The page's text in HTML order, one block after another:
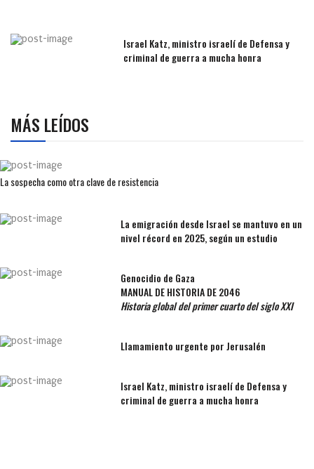
Israel Katz, ministro israelí de Defensa y
criminal de guerra a mucha honra
MÁS LEÍDOS
La sospecha como otra clave de resistencia
La emigración desde Israel se mantuvo en un
nivel récord en 2025, según un estudio
Genocidio de Gaza
MANUAL DE HISTORIA DE 2046
Historia global del primer cuarto del siglo XXI
Llamamiento urgente por Jerusalén
Israel Katz, ministro israelí de Defensa y
criminal de guerra a mucha honra